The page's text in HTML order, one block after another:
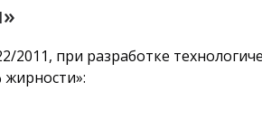
2011, при разработке
жирности»: